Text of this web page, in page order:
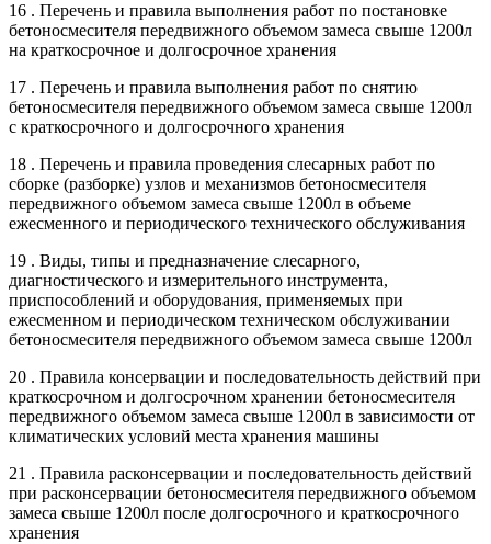
16 . Перечень и правила выполнения работ по постановке
бетоносмесителя передвижного объемом замеса свыше 1200л
на краткосрочное и долгосрочное хранения
17 . Перечень и правила выполнения работ по снятию
бетоносмесителя передвижного объемом замеса свыше 1200л
с краткосрочного и долгосрочного хранения
18 . Перечень и правила проведения слесарных работ по
сборке (разборке) узлов и механизмов бетоносмесителя
передвижного объемом замеса свыше 1200л в объеме
ежесменного и периодического технического обслуживания
19 . Виды, типы и предназначение слесарного,
диагностического и измерительного инструмента,
приспособлений и оборудования, применяемых при
ежесменном и периодическом техническом обслуживании
бетоносмесителя передвижного объемом замеса свыше 1200л
20 . Правила консервации и последовательность действий при
краткосрочном и долгосрочном хранении бетоносмесителя
передвижного объемом замеса свыше 1200л в зависимости от
климатических условий места хранения машины
21 . Правила расконсервации и последовательность действий
при расконсервации бетоносмесителя передвижного объемом
замеса свыше 1200л после долгосрочного и краткосрочного
хранения